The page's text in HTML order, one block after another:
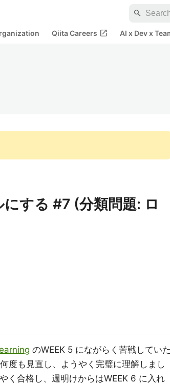
search
Qiita Careers open_in_new AI x Dev x
する #7 (分類問題: ロ
のWEEK 5 にながらく苦戦してい
度も見直し、ようやく完璧に理解しまし
く合格し、週明けからはWEEK 6 に入れ